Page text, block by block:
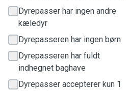
Dyrepasser har ingen andre
kæledyr
Dyrepasseren har ingen børn
Dyrepasseren har fuldt
indhegnet baghave
Dyrepasser accepterer kun 1